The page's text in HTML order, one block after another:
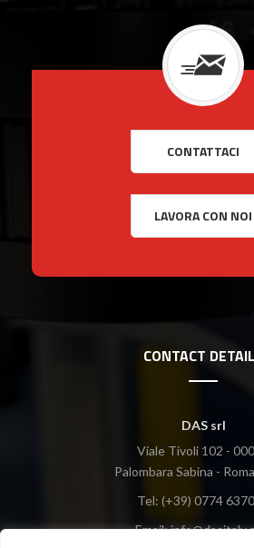
CONTACT
DAS srl
Viale Tivoli 102 -
Palombara Sabina -
Tel: (+39) 0774
Email: